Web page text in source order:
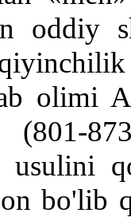
oddiy
olimi
(801-
bo'lib